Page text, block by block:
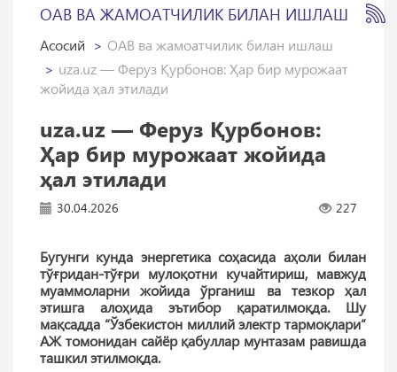
ОАВ ВА ЖАМОАТЧИЛИК БИЛАН ИШЛАШ
Асосий
ОАВ ва жамоатчилик билан ишлаш
uza.uz — Феруз Қурбонов: Ҳар бир мурожаат
жойида ҳал этилади
uza.uz — Феруз Қурбонов:
Ҳар бир мурожаат жойида
ҳал этилади
30.04.2026 227
Бугунги кунда энергетика соҳасида аҳоли билан
тўғридан-тўғри мулоқотни кучайтириш, мавжуд
муаммоларни жойида ўрганиш ва тезкор ҳал
этишга алоҳида эътибор қаратилмоқда. Шу
мақсадда “Ўзбекистон миллий электр тармоқлари”
АЖ томонидан сайёр қабуллар мунтазам равишда
ташкил этилмоқда.